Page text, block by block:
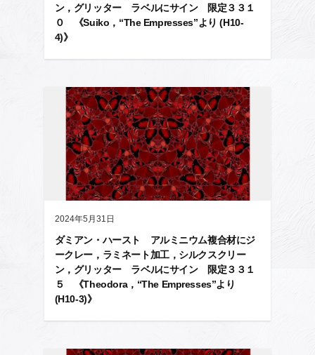
ン，グリッター ラベルにサイン 限定３３１
０ 《Suiko，“The Empresses”より (H10-
4)》
2024年5月31日
ダミアン・ハースト アルミニウム複合材にジ
ークレー，ラミネート加工，シルクスクリー
ン，グリッター ラベルにサイン 限定３３１
５ 《Theodora，“The Empresses”より
(H10-3)》